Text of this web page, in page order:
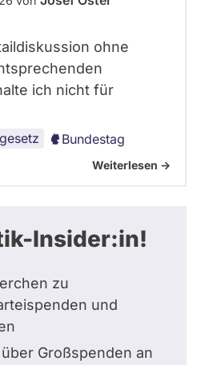
ohne
ich nicht für
Bundestag
Weiterlesen ->
Insider:in!
zu
und
Großspenden an